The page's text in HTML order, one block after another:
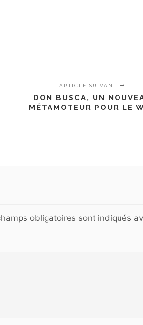
ARTICLE SUIVANT
DON BUSCA, UN
MÉTAMOTEUR POUR LE
obligatoires sont indiqués